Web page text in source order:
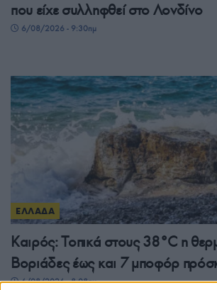
που είχε συλληφθεί στο Λονδίνο
6/08/2026 - 9:30πμ
ΕΛΛΑΔΑ
Καιρός: Τοπικά στους 38°C η
Βοριάδες έως και 7 μποφόρ
6/08/2026 - 8:08πμ